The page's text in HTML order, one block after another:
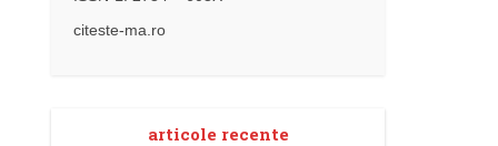
citeste-ma.ro
articole recente